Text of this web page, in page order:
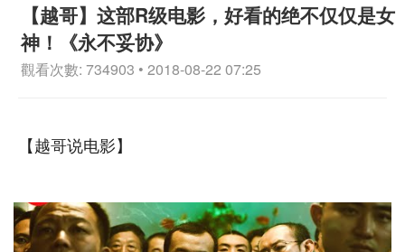
【越哥】这部R级电影，好看的绝不仅仅是女
神！《永不妥协》
觀看次數: 734903 • 2018-08-22 07:25
【越哥说电影】